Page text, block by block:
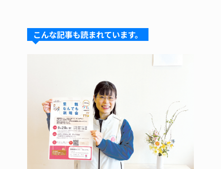
s
k
a
d
e
b
k
re
st
こんな記事も読まれています。